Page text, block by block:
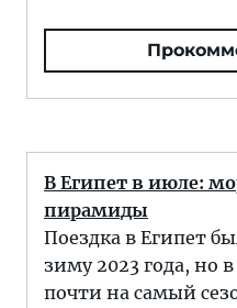
В Египет в июле:
пирамиды
Поездка в Египет
зиму 2023 года, но
почти на самый